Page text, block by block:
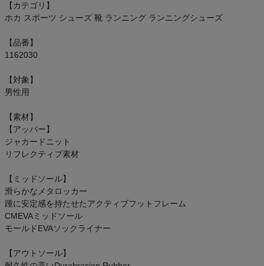
【カテゴリ】
ホカ スポーツ シューズ 靴 ランニング ランニングシューズ
【品番】
1162030
【対象】
男性用
【素材】
【アッパー】
ジャカードニット
リフレクティブ素材
【ミッドソール】
滑らかなメタロッカー
踵に安定感を持たせたアクティブフットフレーム
CMEVAミッドソール
モールドEVAソックライナー
【アウトソール】